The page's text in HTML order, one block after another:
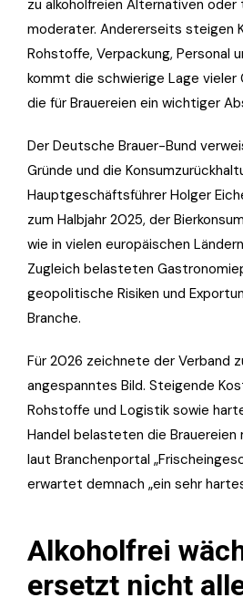
zu alkoholfreien Alternativen oder
moderater. Andererseits steigen
Rohstoffe, Verpackung, Personal
kommt die schwierige Lage
die für Brauereien ein wichtiger
Der Deutsche Brauer-Bund
Gründe und die
Hauptgeschäftsführer Holger
zum Halbjahr 2025, der
wie in vielen europäischen
Zugleich belasteten
geopolitische Risiken und
Branche.
Für 2026 zeichnete der Verband
angespanntes Bild. Steigende
Rohstoffe und Logistik sowie
Handel belasteten die Brauereien
laut Branchenportal
erwartet demnach „ein sehr
Alkoholfrei
ersetzt nicht